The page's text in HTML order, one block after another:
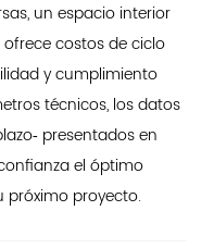
un espacio interior
ofrece costos de ciclo
y cumplimiento
técnicos, los datos
presentados en
el óptimo
próximo proyecto.